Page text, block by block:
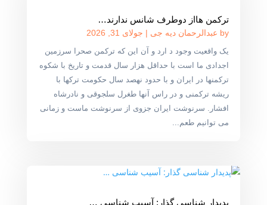
ترکمن هااز دوطرف شانس ندارند…
by عبدالرحمان دیه جی | جولای 31, 2026
یک واقعیت وجود د ارد و آن این که ترکمن صحرا سرزمین
اجدادی ما است با حداقل هزار سال قدمت و تاریخ با شکوه
ترکمنها در ایران و با حدود نهصد سال حکومت ترکها با
ریشه ترکمنی و در راس آنها طغرل سلجوقی و نادرشاه
افشار. سرنوشت ایران جزوی از سرنوشت ماست و زمانی
می توانیم طعم...
پدیدار شناسی گذار: آسیب شناسی …